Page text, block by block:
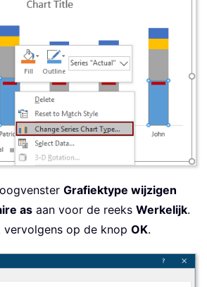
Grafiektype wijzigen
as aan voor de reeks Werkelijk.
vervolgens op de knop OK.